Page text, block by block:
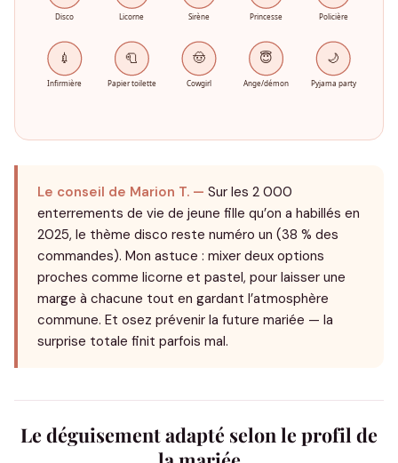
Disco Licorne Sirène Princesse Policière
💉
Infirmière
🧻
Papier toilette
🤠
Cowgirl
😇
Ange/démon
🌙
Pyjama party
Le conseil de Marion T. — Sur les 2 000
enterrements de vie de jeune fille qu’on a habillés en
2025, le thème disco reste numéro un (38 % des
commandes). Mon astuce : mixer deux options
proches comme licorne et pastel, pour laisser une
marge à chacune tout en gardant l’atmosphère
commune. Et osez prévenir la future mariée — la
surprise totale finit parfois mal.
Le déguisement adapté selon le profil de